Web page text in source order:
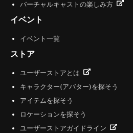
バーチャルキャストの楽しみ方
イベント
イベント一覧
ストア
ユーザーストアとは
キャラクター(アバター)を探そう
アイテムを探そう
ロケーションを探そう
ユーザーストアガイドライン